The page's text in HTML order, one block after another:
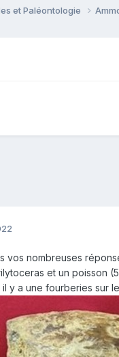
et Paléontologie
vos nombreuses
et un poisson
y a une fourberies sur